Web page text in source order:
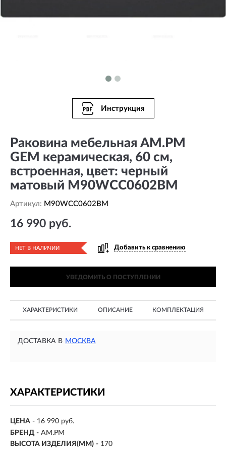
Инструкция
Раковина мебельная AM.PM
GEM керамическая, 60 см,
встроенная, цвет: черный
матовый M90WCC0602BM
Артикул: M90WCC0602BM
16 990 руб.
НЕТ В НАЛИЧИИ Добавить к сравнению
УВЕДОМИТЬ О ПОСТУПЛЕНИИ
ХАРАКТЕРИСТИКИ ОПИСАНИЕ КОМПЛЕКТАЦИЯ
ДОСТАВКА В МОСКВА
ХАРАКТЕРИСТИКИ
ЦЕНА - 16 990 руб.
БРЕНД - AM.PM
ВЫСОТА ИЗДЕЛИЯ(ММ) - 170